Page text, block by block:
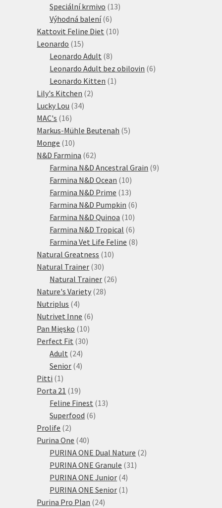
produktů
Speciální krmivo 1313
Výhodná balení 66
produktů
Kattovit Feline Diet 1010
Leonardo 1515
produktů
Leonardo Adult 88
produktů
Leonardo Adult bez obilovin 66
Leonardo Kitten 1 1
Lily's Kitchen 22
Lucky Lou 3434
MAC's 1616
produktů
Markus-Mühle Beutenah 55
Monge 1010
produktů
N&D Farmina 6262
produktů
Farmina N&D Ancestral Grain 99
Farmina N&D Ocean 1010
produktů
Farmina N&D Prime 1313
produktů
Farmina N&D Pumpkin 66
Farmina N&D Quinoa 1010
produktů
Farmina N&D Tropical 66
produktů
Farmina Vet Life Feline 88
Natural Greatness 1010
Natural Trainer 3030
produktů
Natural Trainer 2626
Nature's Variety 2828
Nutriplus 44
produkty
Nutrivet Inne 66
Pan Mięsko 1010
produktů
Perfect Fit 3030
Adult 2424
produktů
Senior 44
Pitti 1 1
produkt
Porta 21 1919
produktů
Feline Finest 1313
Superfood 66
Prolife 22
produkty
Purina One 4040
produktů
PURINA ONE Dual Nature 22
PURINA ONE Granule 31 31
PURINA ONE Junior 44
produkty
PURINA ONE Senior 1 1
Purina Pro Plan 2424